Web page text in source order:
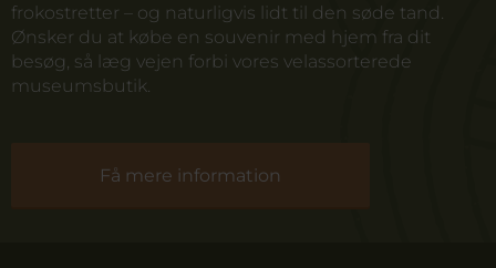
frokostretter – og naturligvis lidt til den søde tand.
Ønsker du at købe en souvenir med hjem fra dit
besøg, så læg vejen forbi vores velassorterede
museumsbutik.
Få mere information